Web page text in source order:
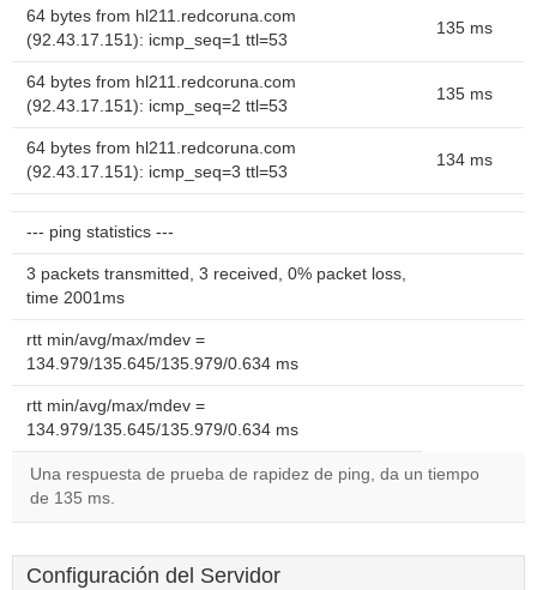
64 bytes from hl211.redcoruna.com
(92.43.17.151): icmp_seq=1 ttl=53
135 ms
64 bytes from hl211.redcoruna.com
(92.43.17.151): icmp_seq=2 ttl=53
135 ms
64 bytes from hl211.redcoruna.com
(92.43.17.151): icmp_seq=3 ttl=53
134 ms
--- ping statistics ---
3 packets transmitted, 3 received, 0% packet loss,
time 2001ms
rtt min/avg/max/mdev =
134.979/135.645/135.979/0.634 ms
rtt min/avg/max/mdev =
134.979/135.645/135.979/0.634 ms
Una respuesta de prueba de rapidez de ping, da un tiempo
de 135 ms.
Configuración del Servidor